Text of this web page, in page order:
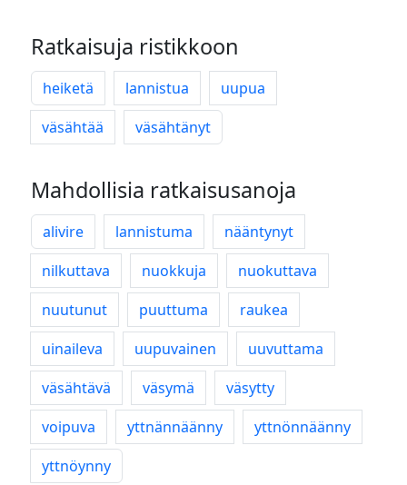
Ratkaisuja ristikkoon
heiketä lannistua
uupua
väsähtää
väsähtänyt
Mahdollisia ratkaisusanoja
alivire lannistuma
nääntynyt
nilkuttava
nuokkuja
nuokuttava
nuutunut
puuttuma
raukea
uinaileva
uupuvainen
uuvuttama
väsähtävä
väsymä
väsytty
voipuva
yttnännäänny
yttnönnäänny
yttnöynny